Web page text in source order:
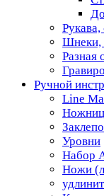
Шнеки,
Разная
Ручной
Line
Уровни
Набор
Ножи